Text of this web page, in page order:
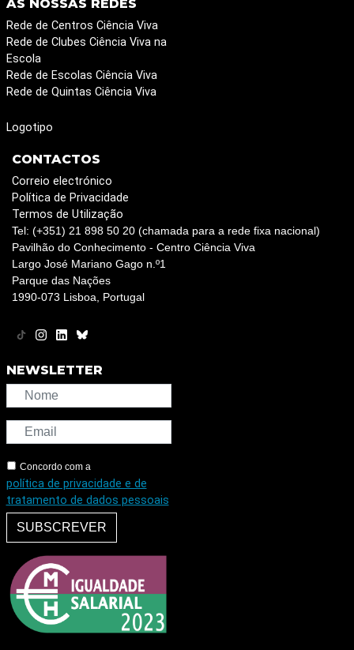
AS NOSSAS REDES
Rede de Centros Ciência Viva
Rede de Clubes Ciência Viva na
Escola
Rede de Escolas Ciência Viva
Rede de Quintas Ciência Viva
Logotipo
CONTACTOS
Correio electrónico
Política de Privacidade
Termos de Utilização
Tel: (+351) 21 898 50 20 (chamada para a rede fixa nacional)
Pavilhão do Conhecimento - Centro Ciência Viva
Largo José Mariano Gago n.º1
Parque das Nações
1990-073 Lisboa, Portugal
NEWSLETTER
Concordo com a
política de privacidade e de
tratamento de dados pessoais
SUBSCREVER